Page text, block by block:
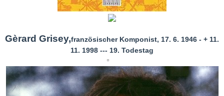
Gèrard Grisey,französischer Komponist, 17. 6. 1946 - + 11.
11. 1998 --- 19. Todestag